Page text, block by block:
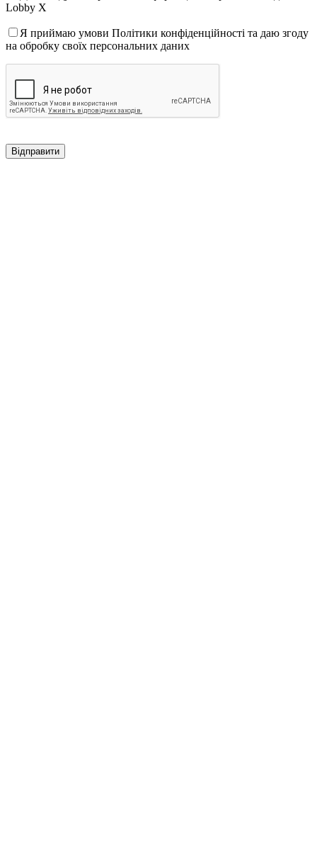
Lobby X
Я приймаю умови Політики конфіденційності та даю згоду
на обробку своїх персональних даних